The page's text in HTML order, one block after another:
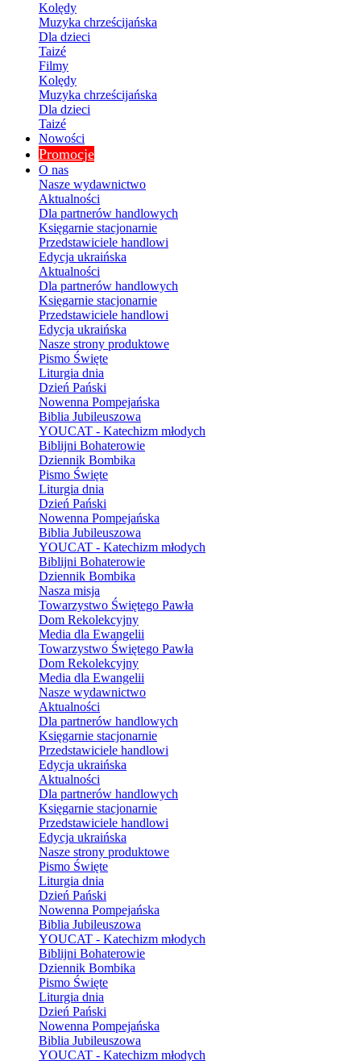
Kolędy
Muzyka chrześcijańska
Dla dzieci
Taizé
Filmy
Kolędy
Muzyka chrześcijańska
Dla dzieci
Taizé
Nowości
Promocje
O nas
Nasze wydawnictwo
Aktualności
Dla partnerów handlowych
Księgarnie stacjonarnie
Przedstawiciele handlowi
Edycja ukraińska
Aktualności
Dla partnerów handlowych
Księgarnie stacjonarnie
Przedstawiciele handlowi
Edycja ukraińska
Nasze strony produktowe
Pismo Święte
Liturgia dnia
Dzień Pański
Nowenna Pompejańska
Biblia Jubileuszowa
YOUCAT - Katechizm młodych
Biblijni Bohaterowie
Dziennik Bombika
Pismo Święte
Liturgia dnia
Dzień Pański
Nowenna Pompejańska
Biblia Jubileuszowa
YOUCAT - Katechizm młodych
Biblijni Bohaterowie
Dziennik Bombika
Nasza misja
Towarzystwo Świętego Pawła
Dom Rekolekcyjny
Media dla Ewangelii
Towarzystwo Świętego Pawła
Dom Rekolekcyjny
Media dla Ewangelii
Nasze wydawnictwo
Aktualności
Dla partnerów handlowych
Księgarnie stacjonarnie
Przedstawiciele handlowi
Edycja ukraińska
Aktualności
Dla partnerów handlowych
Księgarnie stacjonarnie
Przedstawiciele handlowi
Edycja ukraińska
Nasze strony produktowe
Pismo Święte
Liturgia dnia
Dzień Pański
Nowenna Pompejańska
Biblia Jubileuszowa
YOUCAT - Katechizm młodych
Biblijni Bohaterowie
Dziennik Bombika
Pismo Święte
Liturgia dnia
Dzień Pański
Nowenna Pompejańska
Biblia Jubileuszowa
YOUCAT - Katechizm młodych